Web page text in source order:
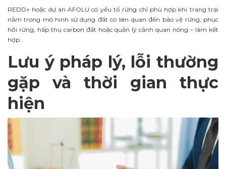
REDD+ hoặc dự án AFOLU có yếu tố rừng chỉ phù hợp khi trang trại
nằm trong mô hình sử dụng đất có liên quan đến bảo vệ rừng, phục
hồi rừng, hấp thụ carbon đất hoặc quản lý cảnh quan nông – lâm kết
hợp.
Lưu ý pháp lý, lỗi thường
gặp và thời gian thực
hiện